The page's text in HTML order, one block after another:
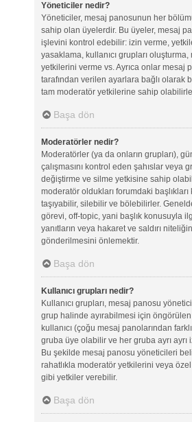
Yöneticiler nedir?
Yöneticiler, mesaj panosunun her
sahip olan üyelerdir. Bu üyeler, mesaj
işlevini kontrol edebilir: izin verme,
yasaklama, kullanıcı grupları
yetkilerini verme vs. Ayrıca onlar mesaj
tarafından verilen ayarlara bağlı olarak
tam moderatör yetkilerine sahip
Başa dön
Moderatörler nedir?
Moderatörler (ya da onların grupları),
çalışmasını kontrol eden şahıslar veya
değiştirme ve silme yetkisine sahip
moderatör oldukları forumdaki
taşıyabilir, silebilir ve bölebilirler.
görevi, off-topic, yani başlık konusuyla
yanıtların veya hakaret ve saldırı
gönderilmesini önlemektir.
Başa dön
Kullanıcı grupları nedir?
Kullanıcı grupları, mesaj panosu
grup halinde ayırabilmesi için
kullanıcı (çoğu mesaj panolarından
gruba üye olabilir ve her gruba ayrı ayrı
Bu şekilde mesaj panosu yöneticileri
rahatlıkla moderatör yetkilerini veya
gibi yetkiler verebilir.
Başa dön